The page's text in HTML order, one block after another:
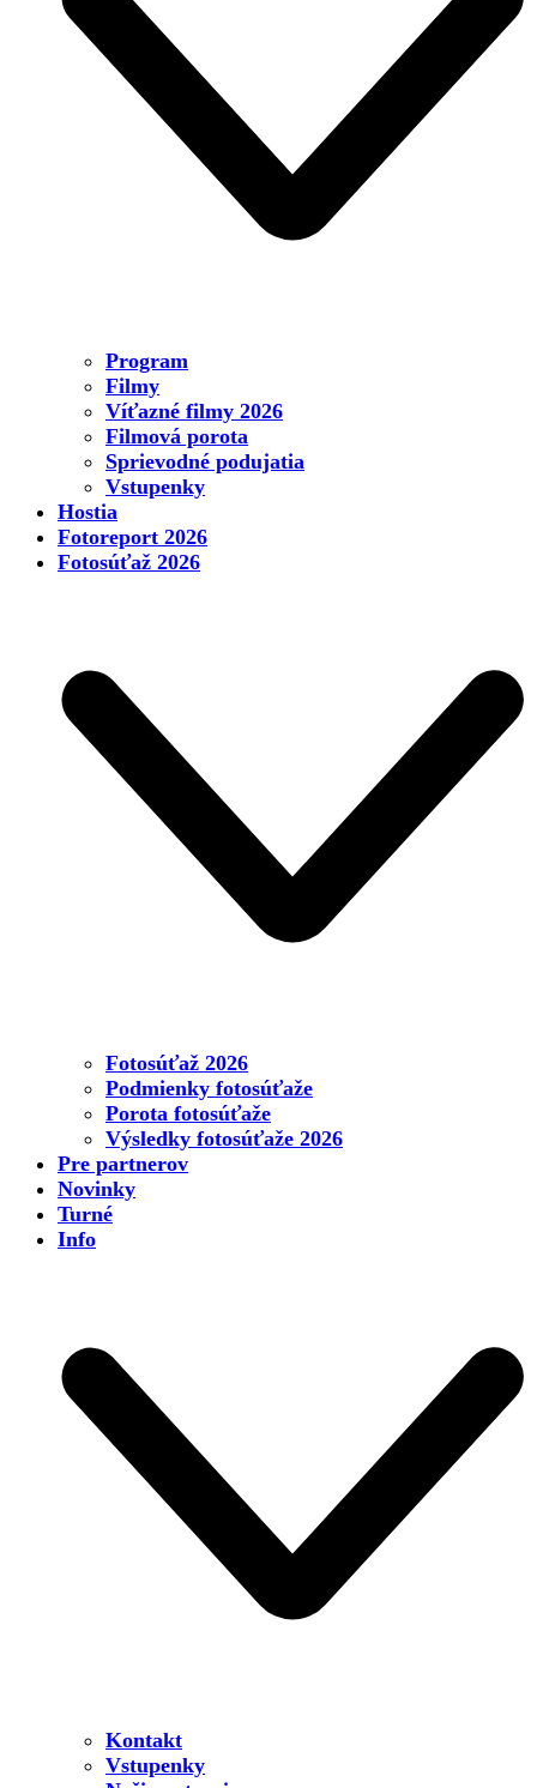
Program
Filmy
Víťazné filmy 2026
Filmová porota
Sprievodné podujatia
Vstupenky
Hostia
Fotoreport 2026
Fotosúťaž 2026
Fotosúťaž 2026
Podmienky fotosúťaže
Porota fotosúťaže
Výsledky fotosúťaže 2026
Pre partnerov
Novinky
Turné
Info
Kontakt
Vstupenky